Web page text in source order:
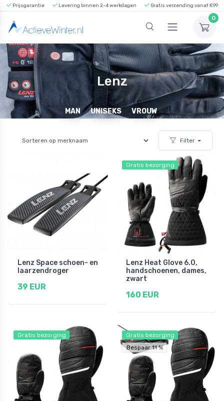
Prijsgarantie Levering binnen 2-4 werkdagen Gratis verzending vanaf €99
0
Lenz
MAN UNISEKS VROUW
Filter
Lenz Space schoen- en
laarzendroger
39 EUR
Gratis bezorging
Lenz Heat Glove 6.0,
handschoenen, dames,
zwart
160 EUR
Gratis bezorging
Gratis bezorging
Bespaar 11 %